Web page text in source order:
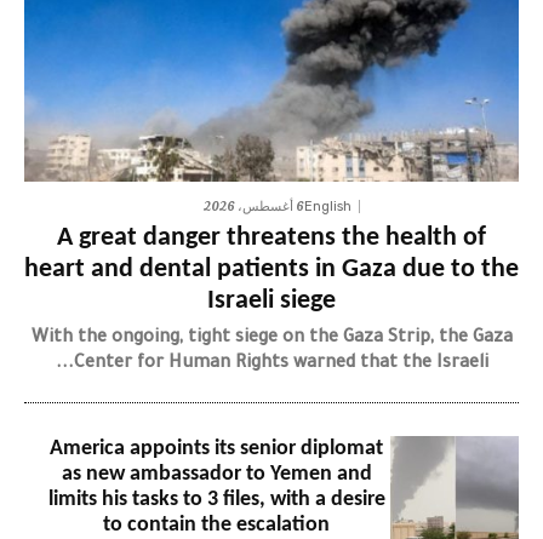
English6 أغسطس، 2026
A great danger threatens the health of
heart and dental patients in Gaza due to the
Israeli siege
With the ongoing, tight siege on the Gaza Strip, the Gaza
Center for Human Rights warned that the Israeli...
America appoints its senior diplomat
as new ambassador to Yemen and
limits his tasks to 3 files, with a desire
to contain the escalation